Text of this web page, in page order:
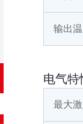
输出
电气特
最大